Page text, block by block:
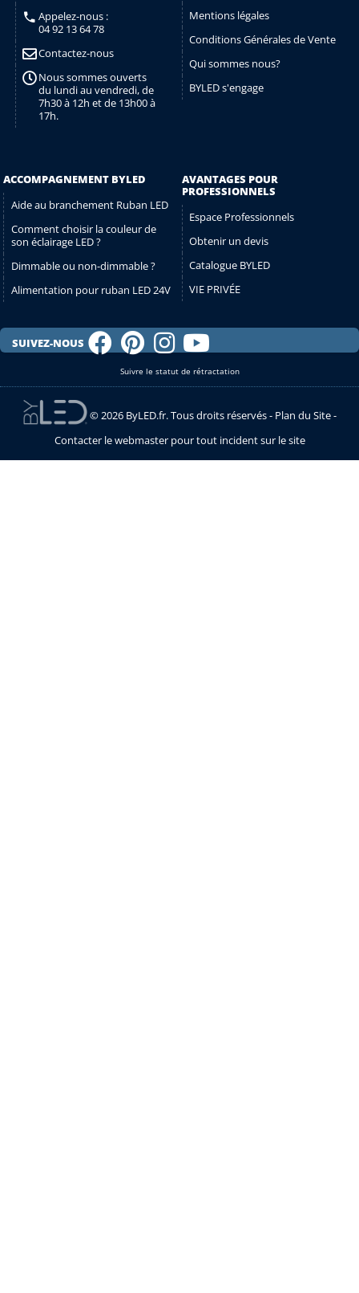
Appelez-nous :
04 92 13 64 78
Contactez-nous
Nous sommes ouverts
du lundi au vendredi, de
7h30 à 12h et de 13h00 à
17h.
Mentions légales
Conditions Générales de Vente
Qui sommes nous?
BYLED s'engage
ACCOMPAGNEMENT BYLED
Aide au branchement Ruban LED
Comment choisir la couleur de
son éclairage LED ?
Dimmable ou non-dimmable ?
Alimentation pour ruban LED 24V
AVANTAGES POUR
PROFESSIONNELS
Espace Professionnels
Obtenir un devis
Catalogue BYLED
VIE PRIVÉE
SUIVEZ-NOUS
Suivre le statut de rétractation
© 2026 ByLED.fr. Tous droits réservés - Plan du Site-
Contacter le webmaster pour tout incident sur le site